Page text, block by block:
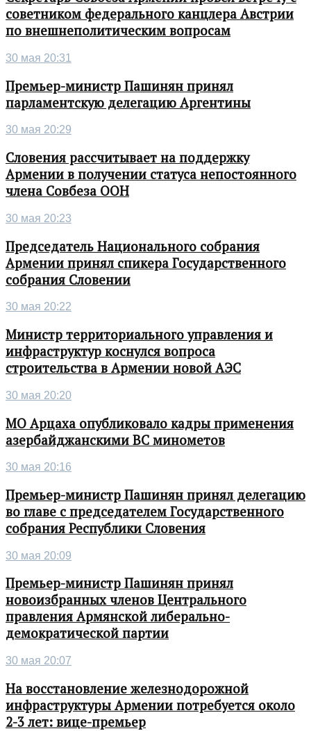
советником федерального канцлера Австрии
по внешнеполитическим вопросам
30 мая 20:31
Премьер-министр Пашинян принял
парламентскую делегацию Аргентины
30 мая 20:29
Словения рассчитывает на поддержку
Армении в получении статуса непостоянного
члена Совбеза ООН
30 мая 20:23
Председатель Национального собрания
Армении принял спикера Государственного
собрания Словении
30 мая 20:22
Министр территориального управления и
инфраструктур коснулся вопроса
строительства в Армении новой АЭС
30 мая 20:20
МО Арцаха опубликовало кадры применения
азербайджанскими ВС минометов
30 мая 20:16
Премьер-министр Пашинян принял делегацию
во главе с председателем Государственного
собрания Республики Словения
30 мая 20:09
Премьер-министр Пашинян принял
новоизбранных членов Центрального
правления Армянской либерально-
демократической партии
30 мая 20:07
На восстановление железнодорожной
инфраструктуры Армении потребуется около
2-3 лет: вице-премьер